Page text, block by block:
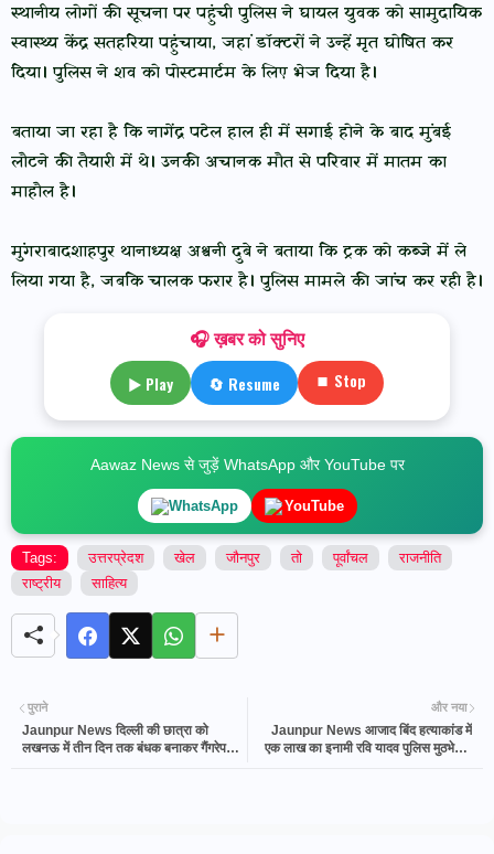
स्थानीय लोगों की सूचना पर पहुंची पुलिस ने घायल युवक को सामुदायिक
स्वास्थ्य केंद्र सतहरिया पहुंचाया, जहां डॉक्टरों ने उन्हें मृत घोषित कर
दिया। पुलिस ने शव को पोस्टमार्टम के लिए भेज दिया है।
बताया जा रहा है कि नागेंद्र पटेल हाल ही में सगाई होने के बाद मुंबई
लौटने की तैयारी में थे। उनकी अचानक मौत से परिवार में मातम का
माहौल है।
मुंगराबादशाहपुर थानाध्यक्ष अश्वनी दुबे ने बताया कि ट्रक को कब्जे में ले
लिया गया है, जबकि चालक फरार है। पुलिस मामले की जांच कर रही है।
🎧 ख़बर को सुनिए
▶ Play 🔄 Resume ⏹ Stop
Aawaz News से जुड़ें WhatsApp और YouTube पर
WhatsApp YouTube
Tags: उत्तरप्रेदश खेल जौनपुर तो पूर्वांचल
राजनीति
राष्ट्रीय
साहित्य
और नया
Jaunpur News आजाद बिंद हत्याकांड में
एक लाख का इनामी रवि यादव पुलिस मुठभेड़ में
पुराने
Jaunpur News दिल्ली की छात्रा को
लखनऊ में तीन दिन तक बंधक बनाकर गैंगरेप